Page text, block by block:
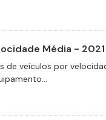
Média - 2021
veículos por